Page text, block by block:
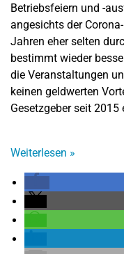
Betriebsfeiern und -
angesichts der
Jahren eher selten
bestimmt wieder
die Veranstaltungen
keinen geldwerten
Gesetzgeber seit
Weiterlesen »